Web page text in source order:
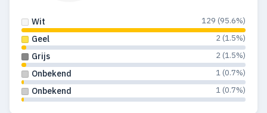
Wit 129 (95.6%)
Geel 2 (1.5%)
Grijs 2 (1.5%)
Onbekend 1 (0.7%)
Onbekend 1 (0.7%)